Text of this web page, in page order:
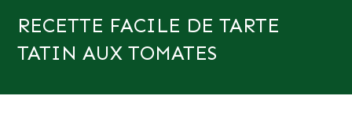
RECETTE FACILE DE TARTE
TATIN AUX TOMATES